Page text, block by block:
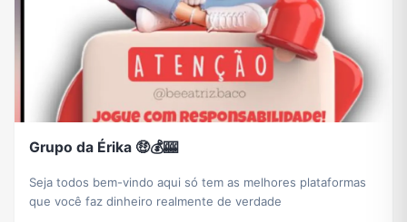
Grupo da Érika 🤑💰🎰
Seja todos bem-vindo aqui só tem as melhores plataformas
que você faz dinheiro realmente de verdade